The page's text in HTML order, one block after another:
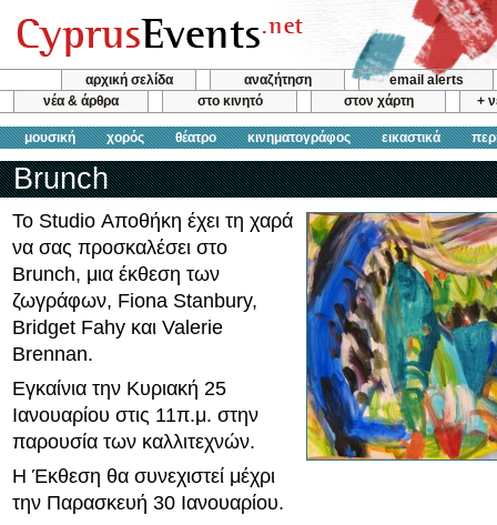
αρχική σελίδα αναζήτηση
email alerts
νέα & άρθρα
στο κινητό στον χάρτη +
μουσική χορός θέατρο κινηματογράφος εικαστικά
Brunch
Το Studio Αποθήκη έχει τη χαρά
να σας προσκαλέσει στο
Brunch, μια έκθεση των
ζωγράφων, Fiona Stanbury,
Bridget Fahy και Valerie
Brennan.
Εγκαίνια την Κυριακή 25
Ιανουαρίου στις 11π.μ. στην
παρουσία των καλλιτεχνών.
Η Έκθεση θα συνεχιστεί μέχρι
την Παρασκευή 30 Ιανουαρίου.